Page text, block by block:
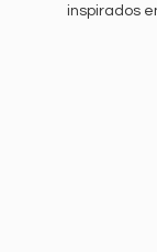
inspirados